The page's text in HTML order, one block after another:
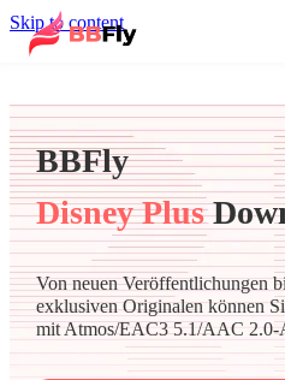
Skip to content
BBFly
Disney Plus
Von neuen Veröffentlichungen
exklusiven Originalen können
mit Atmos/EAC3 5.1/AAC 2.0-